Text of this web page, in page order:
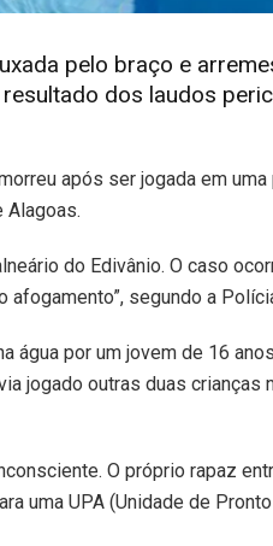
pelo braço e
dos laudos
após ser jogada em
Alagoas.
do Edivânio. O caso
segundo a
água por um jovem de 16
jogado outras duas crianças
O próprio rapaz
uma UPA (Unidade de